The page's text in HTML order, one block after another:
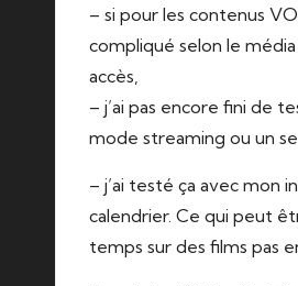
– si pour les contenus
compliqué selon le
accès,
– j’ai pas encore fini de
mode streaming ou un
– j’ai testé ça avec mon
calendrier. Ce qui peut
temps sur des films pas